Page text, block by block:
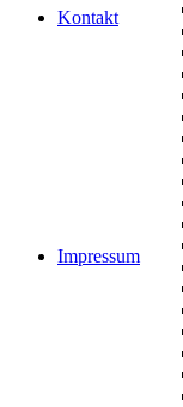
Kontakt
Impressum